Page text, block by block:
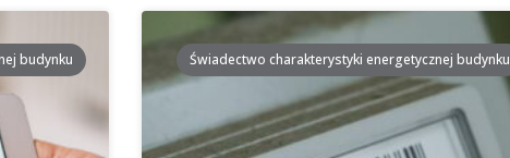
budynku Świadectwo charakterystyki energetycznej budynku